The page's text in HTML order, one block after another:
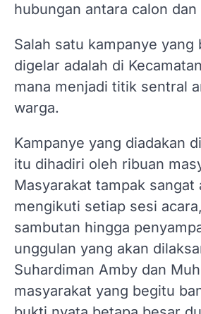
hubungan antara calon dan
Salah satu kampanye yang
digelar adalah di
mana menjadi titik sentral
warga.
Kampanye yang diadakan
itu dihadiri oleh ribuan
Masyarakat tampak sangat
mengikuti setiap sesi
sambutan hingga
unggulan yang akan
Suhardiman Amby dan
masyarakat yang begitu